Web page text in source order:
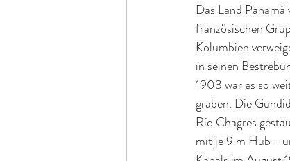
Das Land
französischen
Kolumbien
in seinen
1903 war es so
graben. Die
Río Chagres
mit je 9 m Hub -